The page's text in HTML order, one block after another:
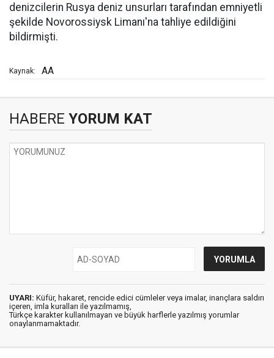
denizcilerin Rusya deniz unsurları tarafından emniyetli
şekilde Novorossiysk Limanı'na tahliye edildiğini
bildirmişti.
Kaynak: AA
HABERE YORUM KAT
UYARI: Küfür, hakaret, rencide edici cümleler veya imalar, inançlara saldırı
içeren, imla kuralları ile yazılmamış,
Türkçe karakter kullanılmayan ve büyük harflerle yazılmış yorumlar
onaylanmamaktadır.